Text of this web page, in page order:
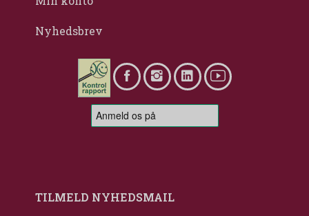
Nyhedsbrev
TILMELD NYHEDSMAIL